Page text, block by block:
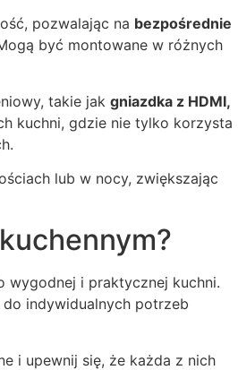
pozwalając na bezpośrednie
być montowane w różnych
takie jak gniazdka z HDMI,
kuchni, gdzie nie tylko korzysta
lub w nocy, zwiększając
wygodnej i praktycznej kuchni.
indywidualnych potrzeb
i upewnij się, że każda z nich